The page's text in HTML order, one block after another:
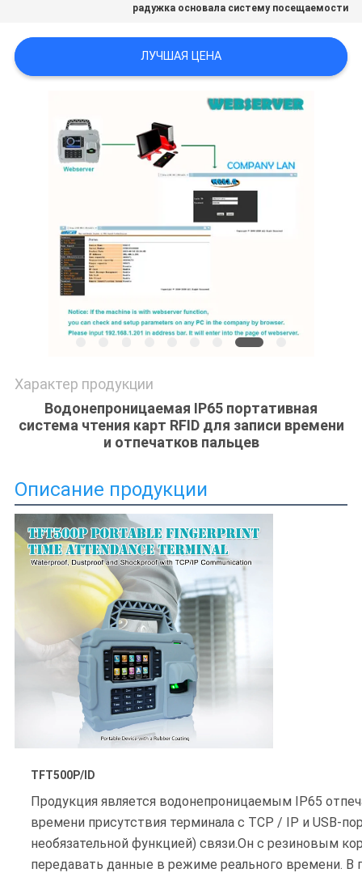
ПОЛИТИКА
УЕДИНЕНИЯ
радужка основала систему посещаемости
ЛУЧШАЯ ЦЕНА
Характер продукции
Водонепроницаемая IP65 портативная
система чтения карт RFID для записи времени
и отпечатков пальцев
Описание продукции
TFT500P/ID
Продукция является водонепроницаемым IP65
времени присутствия терминала с TCP / IP и USB-
необязательной функцией) связи.Он с резиновым
передавать данные в режиме реального времени. В